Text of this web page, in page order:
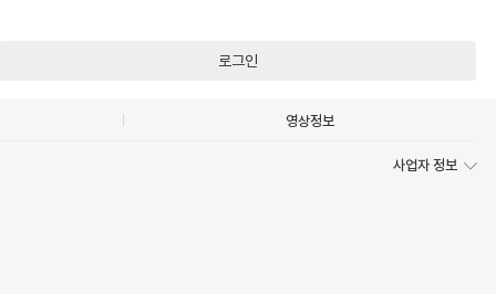
로그인
영상정보
사업자 정보